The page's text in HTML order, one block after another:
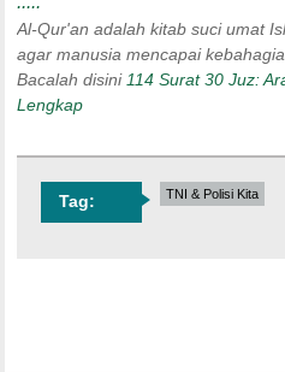
Al-Qur'an adalah kitab suci umat
agar manusia mencapai
Bacalah disini 114 Surat 30 Juz:
Lengkap
Tag: TNI & Polisi Kita